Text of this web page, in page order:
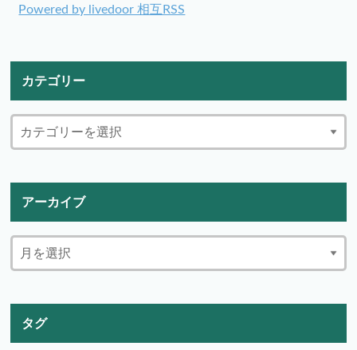
Powered by livedoor 相互RSS
カテゴリー
アーカイブ
タグ